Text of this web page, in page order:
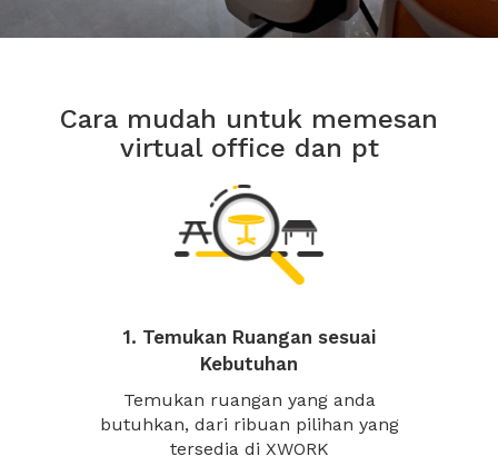
Cara mudah untuk memesan
virtual office dan pt
1. Temukan Ruangan sesuai
Kebutuhan
Temukan ruangan yang anda
butuhkan, dari ribuan pilihan yang
tersedia di XWORK